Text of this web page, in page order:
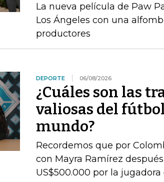
La nueva película de Paw
Los Ángeles con una
productores
DEPORTE 06/08/2026
¿Cuáles son las
valiosas del
mundo?
Recordemos que por
con Mayra Ramírez
US$500.000 por la